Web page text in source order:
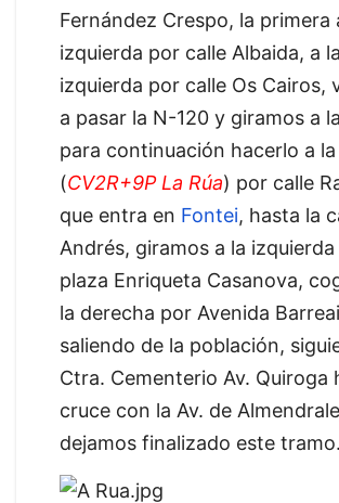
Fernández Crespo, la primera
izquierda por calle Albaida, a la
izquierda por calle Os Cairos,
a pasar la N-120 y giramos a
para continuación hacerlo a
(CV2R+9P La Rúa) por calle
que entra en Fontei, hasta la
Andrés, giramos a la
plaza Enriqueta Casanova,
la derecha por Avenida
saliendo de la población,
Ctra. Cementerio Av. Quiroga
cruce con la Av. de
dejamos finalizado este tramo.